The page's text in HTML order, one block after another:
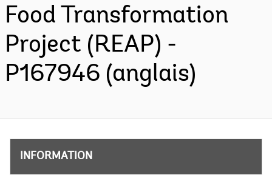
Food Transformation
Project (REAP) -
P167946 (anglais)
INFORMATION